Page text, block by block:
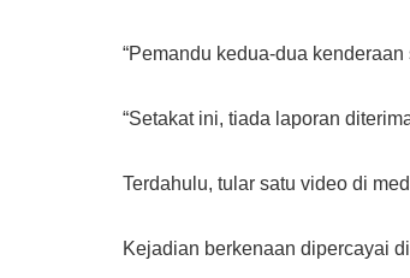
“Pemandu kedua-dua
“Setakat ini, tiada laporan
Terdahulu, tular satu video di
Kejadian berkenaan dipercayai